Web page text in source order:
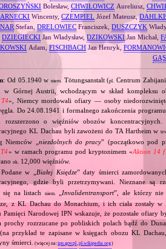
Bolesław, CHWIŁOWICZ Aureliusz,
Wincenty,CZEMPIEL Józef Mateusz,
Stefan,DRELOWIEC Franciszek,DUSZCZYK
DZIEGIECKI Jan Władysław,DZIKOWSKIJan Michał,
Adam, FISCHBACHJan Henryk,
: Od 05.1940 w niem. Tötungsanstalt (pl.
Centrum
w Górnej Austrii, wchodzącym w skład kompleksu
», Niemcy mordowali ofiary — osoby
Do 24.08.1941 i formalnego zakończenia
rozszerzono o więźniów obozów
KL Dachau byli zawożeni do TA Hartheim w
Niemców „ niezdolnych do pracy” (początkowo pod
» w ramach programu pod kryptonimem «Aktion 14
ok.
12,000 więźniów.
w „ Białej Księdze” daty śmierci
gdzie byli przetrzymywani. Nieznane są
się na listach
niem. Invalidentransport”, ale którzy
z KL Dachau do Monachium, i ich ciała zostały
Pamięci Narodowej IPN wskazuje, że pozostałe ofiary
prochy rozrzucane po pobliskich polach bądź do
przykład te zapisane w księgach obozu KL
śmierci.
(więcej na:ipn.gov.pl ,pl.wikipedia.org)